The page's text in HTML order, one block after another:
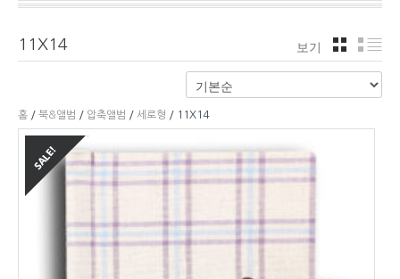
11X14 보기 격자
홈 / 북&앨범 / 압축앨범 / 세로형 / 11X14